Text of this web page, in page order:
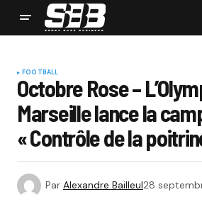
FOOTBALL
Octobre Rose –
Marseille lance la
« Contrôle de la
Par Alexandre Bailleul28